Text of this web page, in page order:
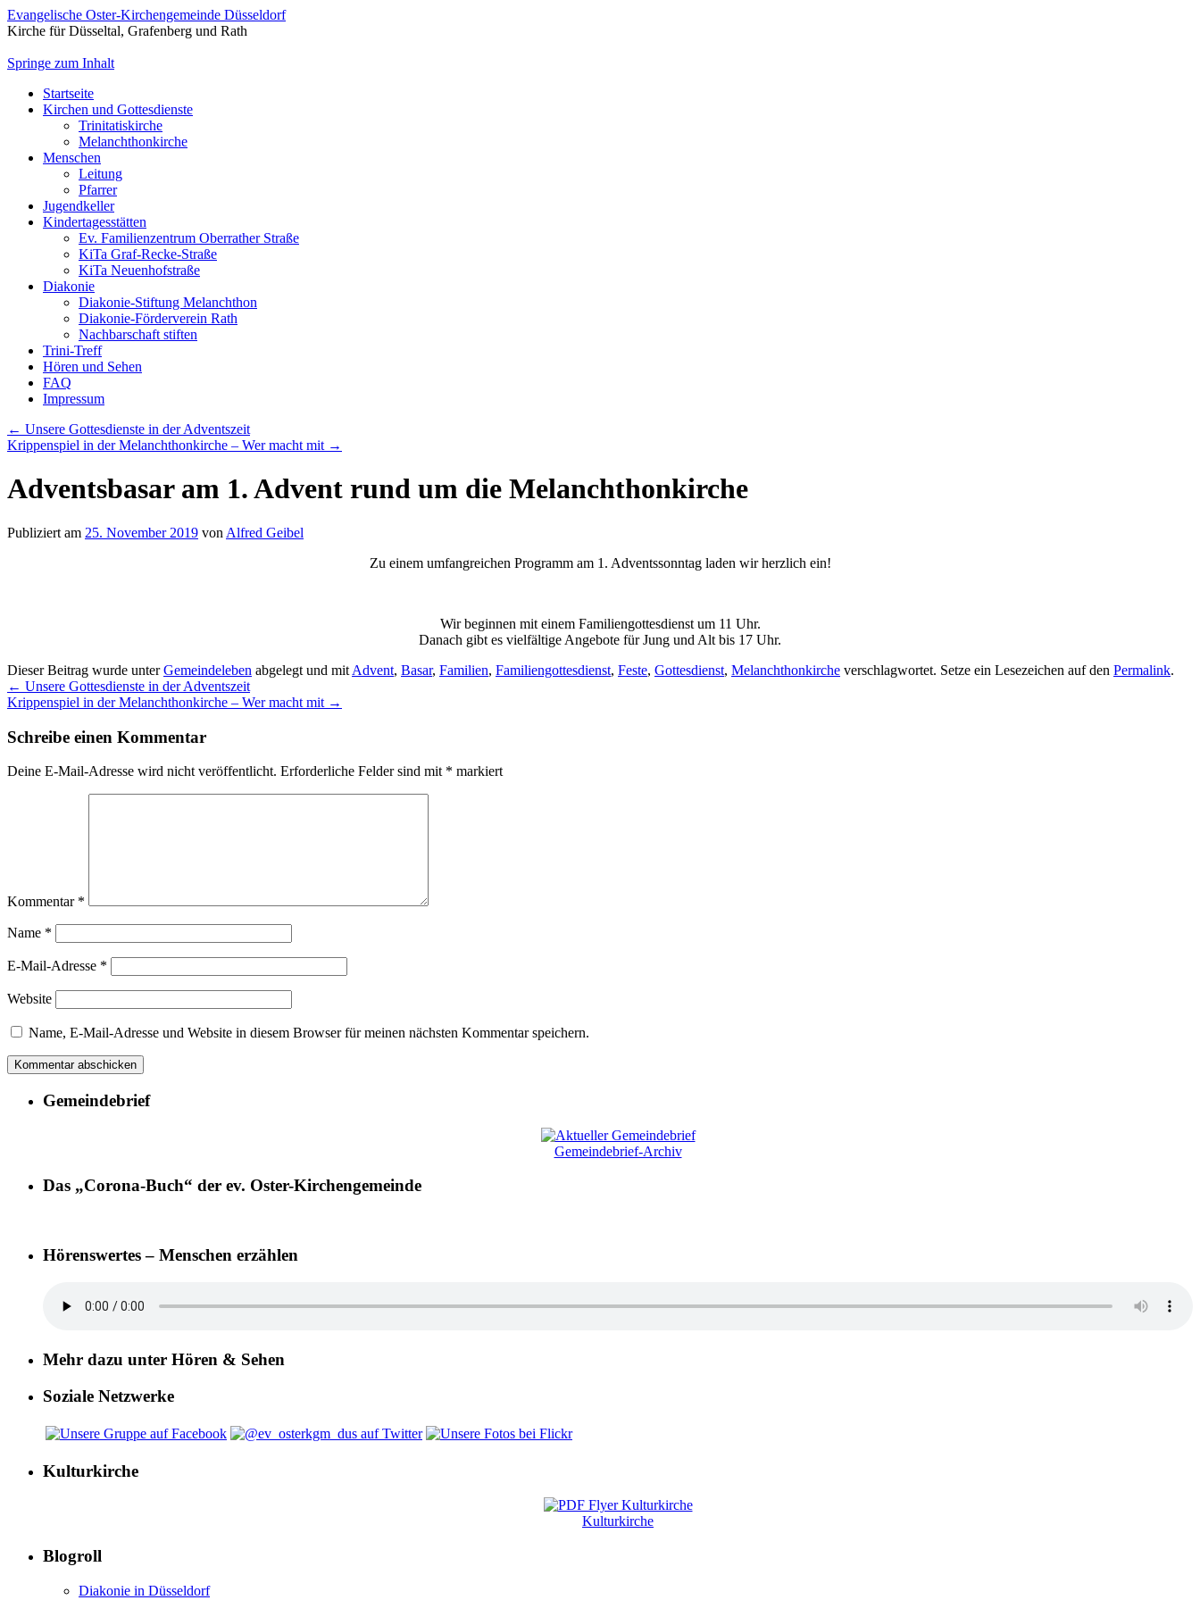
Evangelische Oster-Kirchengemeinde Düsseldorf
Kirche für Düsseltal, Grafenberg und Rath
Springe zum Inhalt
Startseite
Kirchen und Gottesdienste
Trinitatiskirche
Melanchthonkirche
Menschen
Leitung
Pfarrer
Jugendkeller
Kindertagesstätten
Ev. Familienzentrum Oberrather Straße
KiTa Graf-Recke-Straße
KiTa Neuenhofstraße
Diakonie
Diakonie-Stiftung Melanchthon
Diakonie-Förderverein Rath
Nachbarschaft stiften
Trini-Treff
Hören und Sehen
FAQ
Impressum
← Unsere Gottesdienste in der Adventszeit
Krippenspiel in der Melanchthonkirche – Wer macht mit →
Adventsbasar am 1. Advent rund um die Melanchthonkirche
Publiziert am 25. November 2019 von Alfred Geibel
Zu einem umfangreichen Programm am 1. Adventssonntag laden wir herzlich ein!
Wir beginnen mit einem Familiengottesdienst um 11 Uhr.
Danach gibt es vielfältige Angebote für Jung und Alt bis 17 Uhr.
Dieser Beitrag wurde unterGemeindeleben abgelegt und mit Advent, Basar, Familien, Familiengottesdienst, Feste, Gottesdienst, Melanchthonkirche verschlagwortet. Setze ein Lesezeichen auf den Permalink.
← Unsere Gottesdienste in der Adventszeit
Krippenspiel in der Melanchthonkirche – Wer macht mit →
Schreibe einen Kommentar
Deine E-Mail-Adresse wird nicht veröffentlicht. Erforderliche Felder sind mit * markiert
Kommentar *
Name *
E-Mail-Adresse *
Website
Name, E-Mail-Adresse und Website in diesem Browser für meinen nächsten Kommentar speichern.
Gemeindebrief
Gemeindebrief-Archiv
Das „Corona-Buch“ der ev. Oster-Kirchengemeinde
Hörenswertes – Menschen erzählen
Mehr dazu unter Hören & Sehen
Soziale Netzwerke
Kulturkirche
Kulturkirche
Blogroll
Diakonie in Düsseldorf